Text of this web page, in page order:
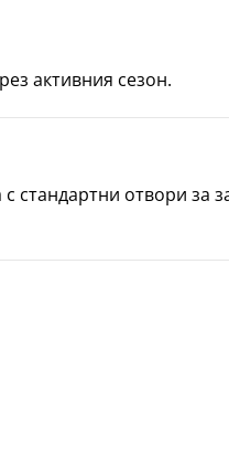
активния сезон.
отвори за